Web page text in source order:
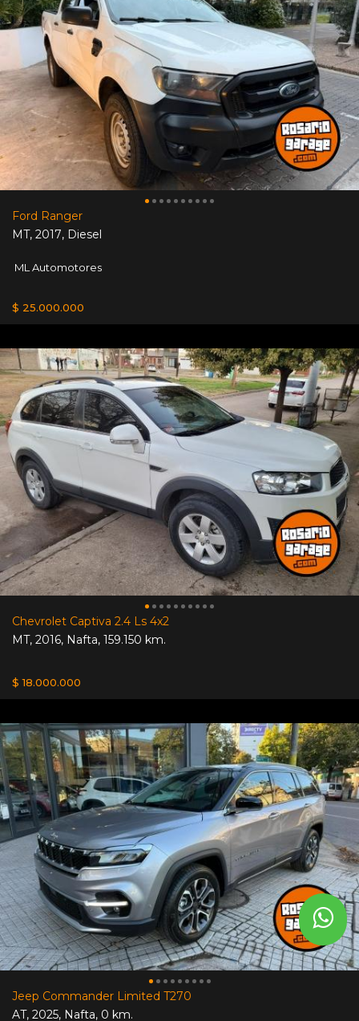
Ford Ranger
MT, 2017, Diesel
ML Automotores
$ 25.000.000
Chevrolet Captiva 2.4 Ls 4x2
MT, 2016, Nafta, 159.150 km.
$ 18.000.000
Jeep Commander Limited T270
AT, 2025, Nafta, 0 km.